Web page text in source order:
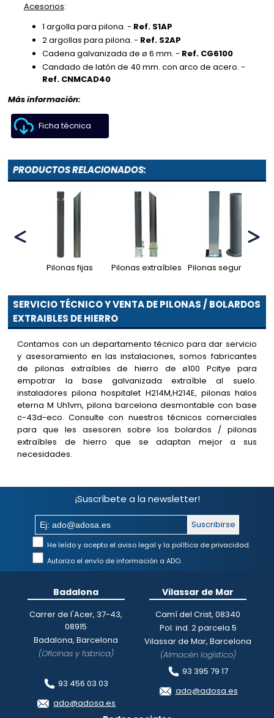
Acesorios:
1 argolla para pilona. - Ref. S1AP
2 argollas para pilona. - Ref. S2AP
Cadena galvanizada de ø 6 mm. - Ref. CG6100
Candado de latón de 40 mm. con arco de acero. -
Ref. CNMCAD40
Más información:
Ficha técnica
PRODUCTOS RELACIONADOS:
Pilonas fijas Pilonas extraíbles Pilonas seguridad
SERVICIO TÉCNICO Y VENTA DE PILONAS / BOLARDOS
EXTRAIBLES DE HIERRO
Contamos con un departamento técnico para dar servicio
y asesoramiento en las instalaciones, somos fabricantes
de pilonas extraíbles de hierro de ø100 Pcitye para
empotrar la base galvanizada extraíble al suelo.
instaladores pilona hospitalet H214M,H214E, pilonas halos
eterna M Uh1vm, pilona barcelona desmontable con base
c-43d-eco. Consulte con nuestros técnicos comerciales
para que les asesoren sobre los bolardos / pilonas
extraíbles de hierro que se adaptan mejor a sus
necesidades.
¡Suscríbete a la newsletter!
Suscribirse
He leído y acepto el aviso legal y la política de privacidad.
Autorizo el envío de información a ADO.
Badalona
Carrer de l'Acer, 37-43,
08915
Badalona, Barcelona
(Oficinas y fabrica)
93 456 03 03
ado@adosa.es
Vilassar de Mar
Camí del Crist, 08340
Pol. ind. 2 parcela 5
Vilassar de Mar, Barcelona
(Almacén logístico)
93 395 79 17
ado@adosa.es